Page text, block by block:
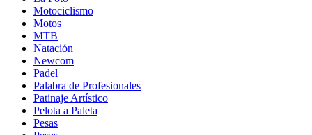
Motociclismo
Motos
MTB
Natación
Newcom
Padel
Palabra de Profesionales
Patinaje Artístico
Pelota a Paleta
Pesas